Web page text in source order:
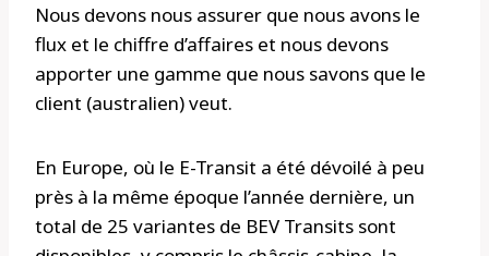
Nous devons nous assurer que nous avons le
flux et le chiffre d’affaires et nous devons
apporter une gamme que nous savons que le
client (australien) veut.
En Europe, où le E-Transit a été dévoilé à peu
près à la même époque l’année dernière, un
total de 25 variantes de BEV Transits sont